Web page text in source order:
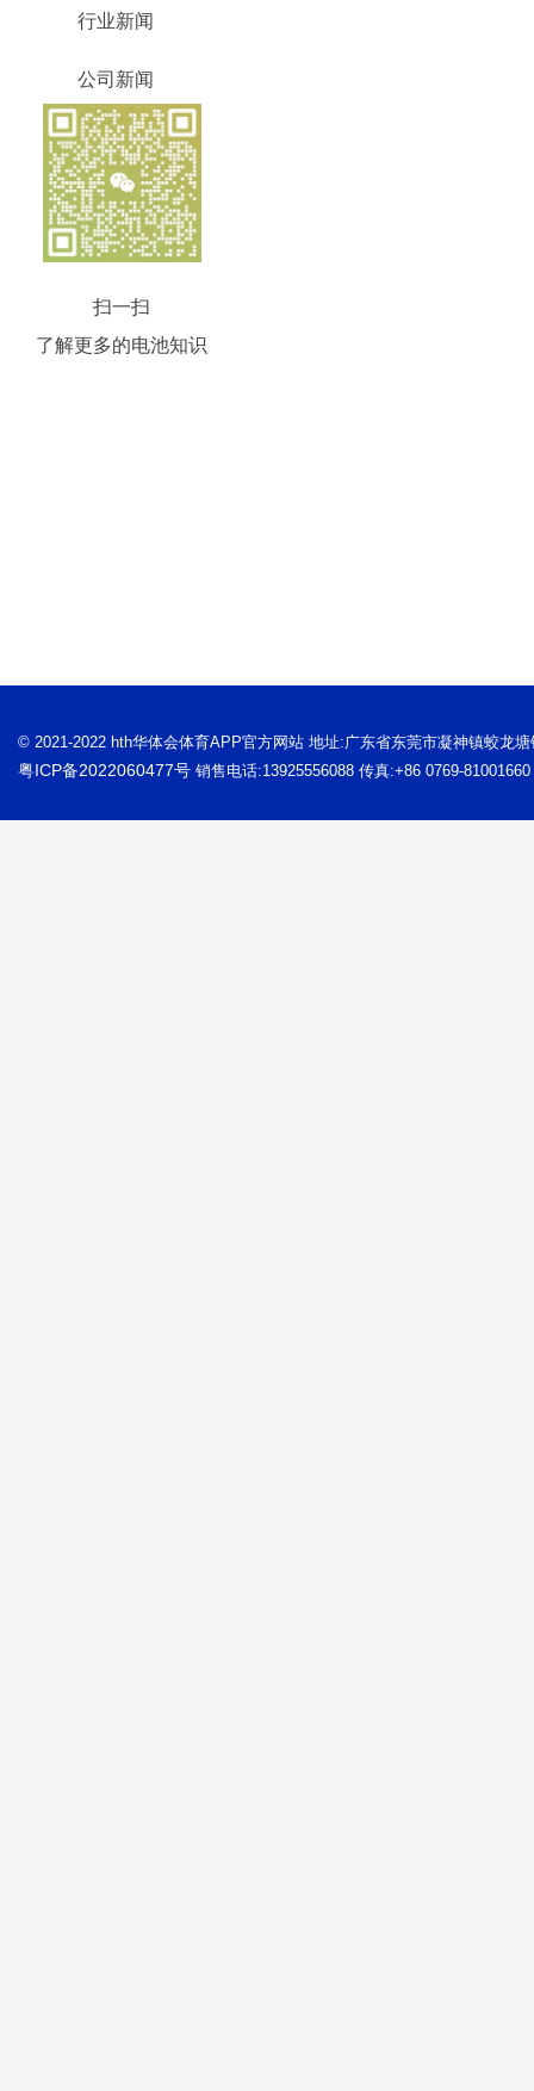
行业新闻
公司新闻
扫一扫
了解更多的电池知识
© 2021-2022 hth华体会体育APP官方网站 地址:广东省东莞市凝神镇蛟龙
粤ICP备2022060477号 销售电话:13925556088 传真:+86 0769-81001660